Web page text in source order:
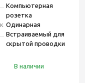
Компьютерная
розетка
Одинарная
Встраиваемый для
скрытой проводки
В наличии